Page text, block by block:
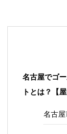
名古屋でゴ
トとは？【屋
名古